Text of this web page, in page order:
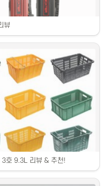
합니다.
뷰
3호 9.3L 리뷰 & 추천!